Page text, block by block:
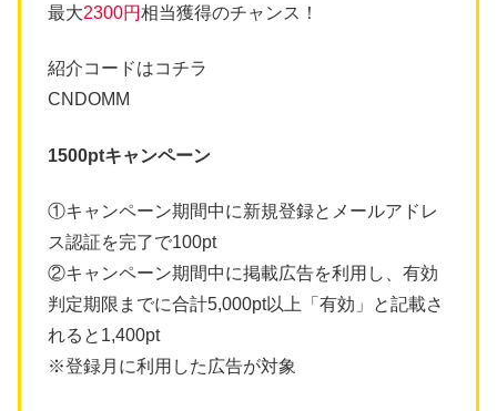
最大2300円相当獲得のチャンス！
紹介コードはコチラ
CNDOMM
1500ptキャンペーン
①キャンペーン期間中に新規登録とメールアドレ
ス認証を完了で100pt
②キャンペーン期間中に掲載広告を利用し、有効
判定期限までに合計5,000pt以上「有効」と記載さ
れると1,400pt
※登録月に利用した広告が対象